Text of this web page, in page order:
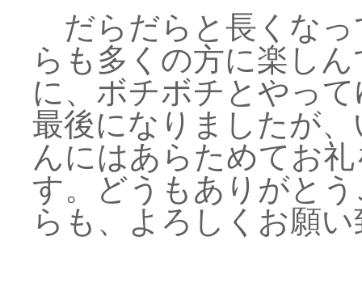
だらだらと長くなっ
らも多くの方に楽し
に、ボチボチとやっ
最後になりましたが
んにはあらためてお
す。どうもありがと
らも、よろしくお願